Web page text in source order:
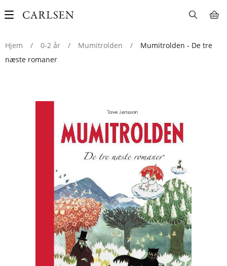
Main
Hjem
/ 0-2 år / Mumitrolden /
Mumitrolden - De tre
næste romaner